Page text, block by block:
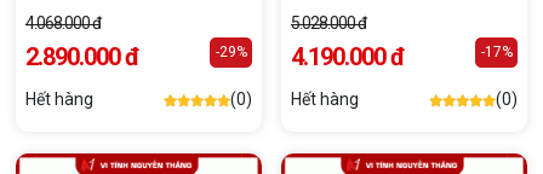
4.068.000 đ
2.890.000 đ -29%
Hết hàng (0)
5.028.000 đ
4.190.000 đ -17%
Hết hàng (0)